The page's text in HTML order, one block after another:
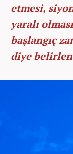
etmesi,
yaralı
başlangıç
diye